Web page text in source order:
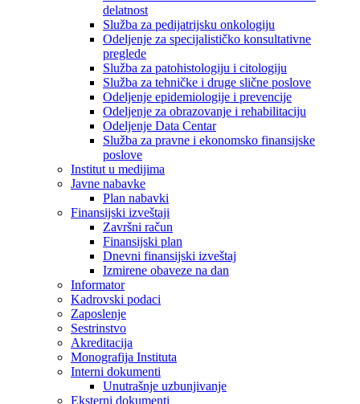
delatnost
Služba za pedijatrijsku onkologiju
Odeljenje za specijalističko konsultativne
preglede
Služba za patohistologiju i citologiju
Služba za tehničke i druge slične poslove
Odeljenje epidemiologije i prevencije
Odeljenje za obrazovanje i rehabilitaciju
Odeljenje Data Centar
Služba za pravne i ekonomsko finansijske
poslove
Institut u medijima
Javne nabavke
Plan nabavki
Finansijski izveštaji
Završni račun
Finansijski plan
Dnevni finansijski izveštaj
Izmirene obaveze na dan
Informator
Kadrovski podaci
Zaposlenje
Sestrinstvo
Akreditacija
Monografija Instituta
Interni dokumenti
Unutrašnje uzbunjivanje
Eksterni dokumenti